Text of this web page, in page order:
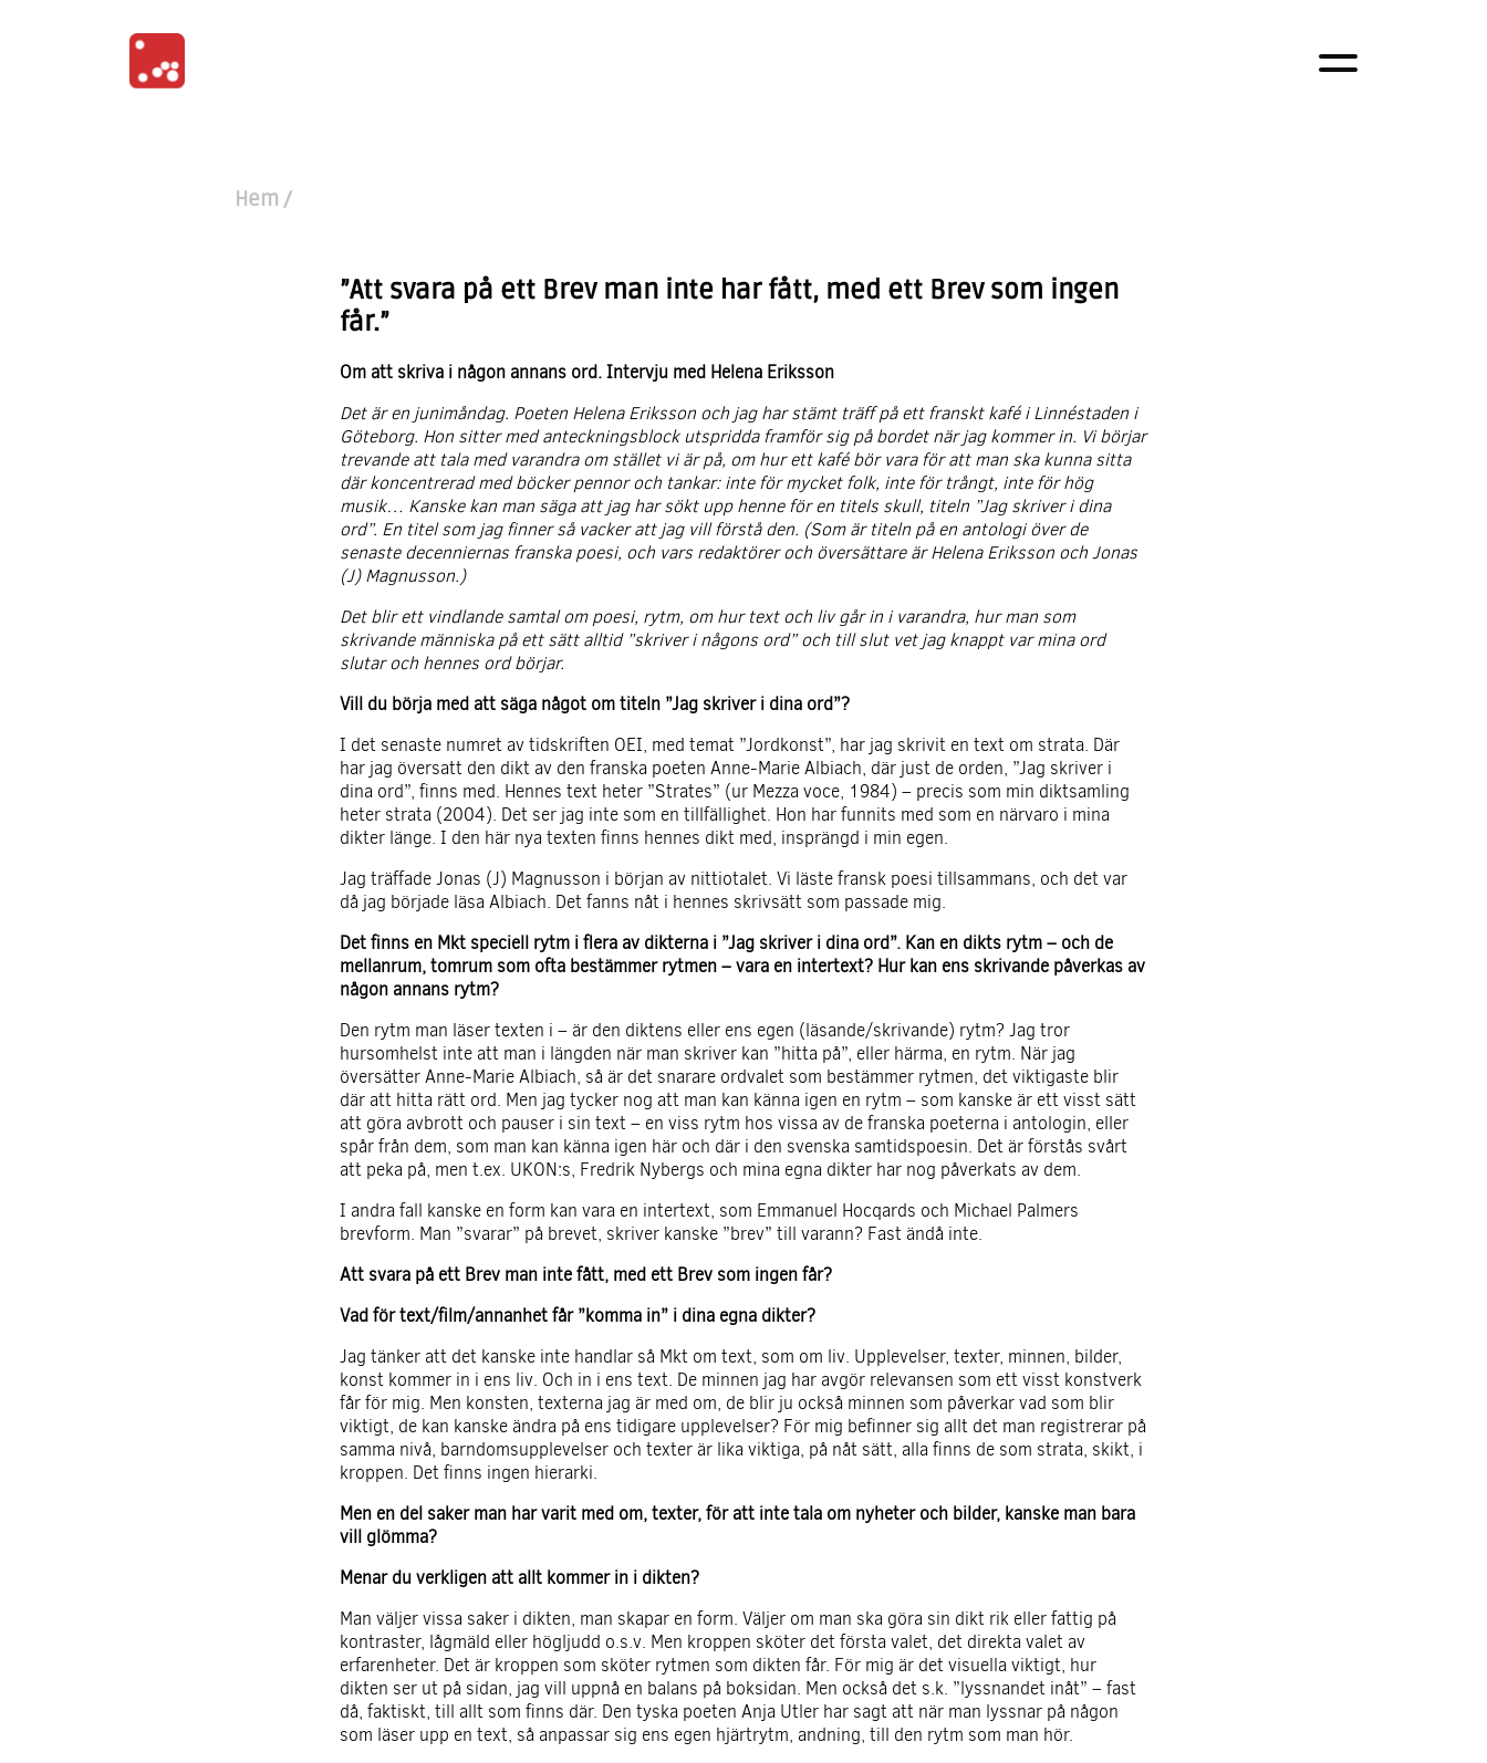
Hem /
”Att svara på ett Brev man inte har fått, med ett Brev som ingen
får.”
Om att skriva i någon annans ord. Intervju med Helena Eriksson
Det är en junimåndag. Poeten Helena Eriksson och jag har stämt träff på ett franskt kafé i Linnéstaden i
Göteborg. Hon sitter med anteckningsblock utspridda framför sig på bordet när jag kommer in. Vi börjar
trevande att tala med varandra om stället vi är på, om hur ett kafé bör vara för att man ska kunna sitta
där koncentrerad med böcker pennor och tankar: inte för mycket folk, inte för trångt, inte för hög
musik… Kanske kan man säga att jag har sökt upp henne för en titels skull, titeln ”Jag skriver i dina
ord”. En titel som jag finner så vacker att jag vill förstå den. (Som är titeln på en antologi över de
senaste decenniernas franska poesi, och vars redaktörer och översättare är Helena Eriksson och Jonas
(J) Magnusson.)
Det blir ett vindlande samtal om poesi, rytm, om hur text och liv går in i varandra, hur man som
skrivande människa på ett sätt alltid ”skriver i någons ord” och till slut vet jag knappt var mina ord
slutar och hennes ord börjar.
Vill du börja med att säga något om titeln ”Jag skriver i dina ord”?
I det senaste numret av tidskriften OEI, med temat ”Jordkonst”, har jag skrivit en text om strata. Där
har jag översatt den dikt av den franska poeten Anne-Marie Albiach, där just de orden, ”Jag skriver i
dina ord”, finns med. Hennes text heter ”Strates” (ur Mezza voce, 1984) – precis som min diktsamling
heter strata (2004). Det ser jag inte som en tillfällighet. Hon har funnits med som en närvaro i mina
dikter länge. I den här nya texten finns hennes dikt med, insprängd i min egen.
Jag träffade Jonas (J) Magnusson i början av nittiotalet. Vi läste fransk poesi tillsammans, och det var
då jag började läsa Albiach. Det fanns nåt i hennes skrivsätt som passade mig.
Det finns en Mkt speciell rytm i flera av dikterna i ”Jag skriver i dina ord”. Kan en dikts rytm – och de
mellanrum, tomrum som ofta bestämmer rytmen – vara en intertext? Hur kan ens skrivande påverkas av
någon annans rytm?
Den rytm man läser texten i – är den diktens eller ens egen (läsande/skrivande) rytm? Jag tror
hursomhelst inte att man i längden när man skriver kan ”hitta på”, eller härma, en rytm. När jag
översätter Anne-Marie Albiach, så är det snarare ordvalet som bestämmer rytmen, det viktigaste blir
där att hitta rätt ord. Men jag tycker nog att man kan känna igen en rytm – som kanske är ett visst sätt
att göra avbrott och pauser i sin text – en viss rytm hos vissa av de franska poeterna i antologin, eller
spår från dem, som man kan känna igen här och där i den svenska samtidspoesin. Det är förstås svårt
att peka på, men t.ex. UKON:s, Fredrik Nybergs och mina egna dikter har nog påverkats av dem.
I andra fall kanske en form kan vara en intertext, som Emmanuel Hocqards och Michael Palmers
brevform. Man ”svarar” på brevet, skriver kanske ”brev” till varann? Fast ändå inte.
Att svara på ett Brev man inte fått, med ett Brev som ingen får?
Vad för text/film/annanhet får ”komma in” i dina egna dikter?
Jag tänker att det kanske inte handlar så Mkt om text, som om liv. Upplevelser, texter, minnen, bilder,
konst kommer in i ens liv. Och in i ens text. De minnen jag har avgör relevansen som ett visst konstverk
får för mig. Men konsten, texterna jag är med om, de blir ju också minnen som påverkar vad som blir
viktigt, de kan kanske ändra på ens tidigare upplevelser? För mig befinner sig allt det man registrerar på
samma nivå, barndomsupplevelser och texter är lika viktiga, på nåt sätt, alla finns de som strata, skikt, i
kroppen. Det finns ingen hierarki.
Men en del saker man har varit med om, texter, för att inte tala om nyheter och bilder, kanske man bara
vill glömma?
Menar du verkligen att allt kommer in i dikten?
Man väljer vissa saker i dikten, man skapar en form. Väljer om man ska göra sin dikt rik eller fattig på
kontraster, lågmäld eller högljudd o.s.v. Men kroppen sköter det första valet, det direkta valet av
erfarenheter. Det är kroppen som sköter rytmen som dikten får. För mig är det visuella viktigt, hur
dikten ser ut på sidan, jag vill uppnå en balans på boksidan. Men också det s.k. ”lyssnandet inåt” – fast
då, faktiskt, till allt som finns där. Den tyska poeten Anja Utler har sagt att när man lyssnar på någon
som läser upp en text, så anpassar sig ens egen hjärtrytm, andning, till den rytm som man hör.